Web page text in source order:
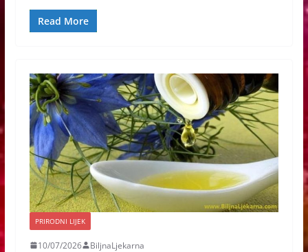
Read More
PRIRODNI LIJEK
10/07/2026 BiljnaLjekarna